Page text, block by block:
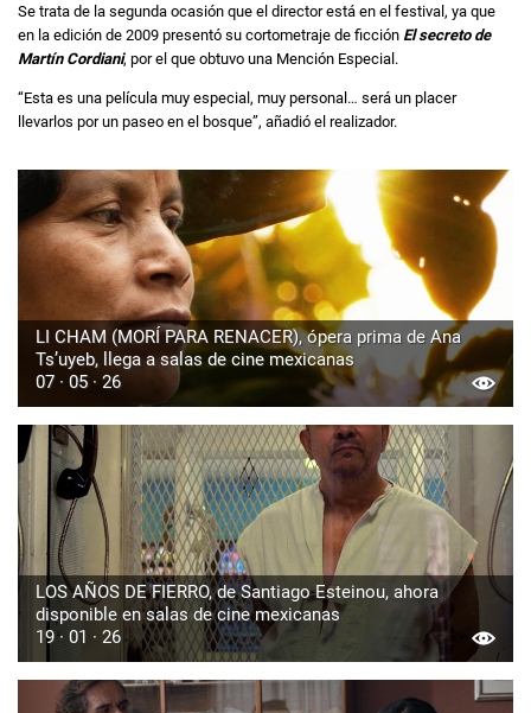
Se trata de la segunda ocasión que el director está en el festival, ya que
en la edición de 2009 presentó su cortometraje de ficción El secreto de
Martín Cordiani, por el que obtuvo una Mención Especial.
“Esta es una película muy especial, muy personal… será un placer
llevarlos por un paseo en el bosque”, añadió el realizador.
LI CHAM (MORÍ PARA RENACER), ópera prima de Ana
Ts’uyeb, llega a salas de cine mexicanas
07 · 05 · 26
LOS AÑOS DE FIERRO, de Santiago Esteinou, ahora
disponible en salas de cine mexicanas
19 · 01 · 26